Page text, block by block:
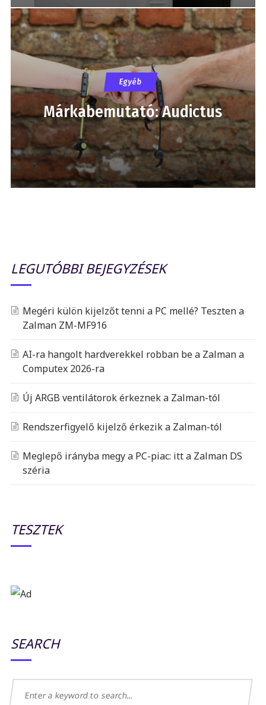
Egyéb
Márkabemutató: Audictus
LEGUTÓBBI BEJEGYZÉSEK
Megéri külön kijelzőt tenni a PC mellé? Teszten a
Zalman ZM-MF916
AI-ra hangolt hardverekkel robban be a Zalman a
Computex 2026-ra
Új ARGB ventilátorok érkeznek a Zalman-tól
Rendszerfigyelő kijelző érkezik a Zalman-tól
Meglepő irányba megy a PC-piac: itt a Zalman DS
széria
TESZTEK
SEARCH